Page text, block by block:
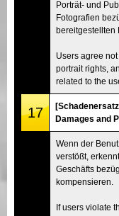
Porträt- und
Fotografien
bereitgestellten
Users agree
portrait rights,
related to the
17
Damages and
Wenn der
verstößt,
Geschäfts
kompensieren.
If users violate